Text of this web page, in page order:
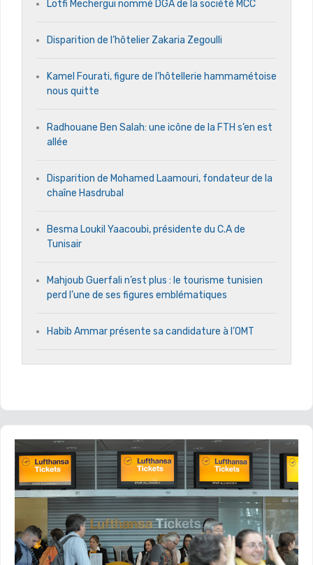
Lotfi Mechergui nommé DGA de la société MCC
Disparition de l’hôtelier Zakaria Zegoulli
Kamel Fourati, figure de l’hôtellerie hammamétoise
nous quitte
Radhouane Ben Salah: une icône de la FTH s’en est
allée
Disparition de Mohamed Laamouri, fondateur de la
chaîne Hasdrubal
Besma Loukil Yaacoubi, présidente du C.A de
Tunisair
Mahjoub Guerfali n’est plus : le tourisme tunisien
perd l’une de ses figures emblématiques
Habib Ammar présente sa candidature à l’OMT